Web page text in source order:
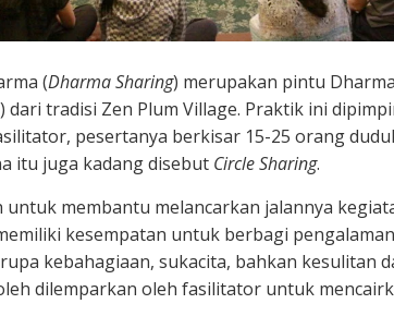
(Dharma Sharing) merupakan pintu
dari tradisi Zen Plum Village. Praktik ini
pesertanya berkisar 15-25 orang
itu juga kadang disebut Circle Sharing.
membantu melancarkan jalannya
kesempatan untuk berbagi
kebahagiaan, sukacita, bahkan kesulitan
dilemparkan oleh fasilitator untuk